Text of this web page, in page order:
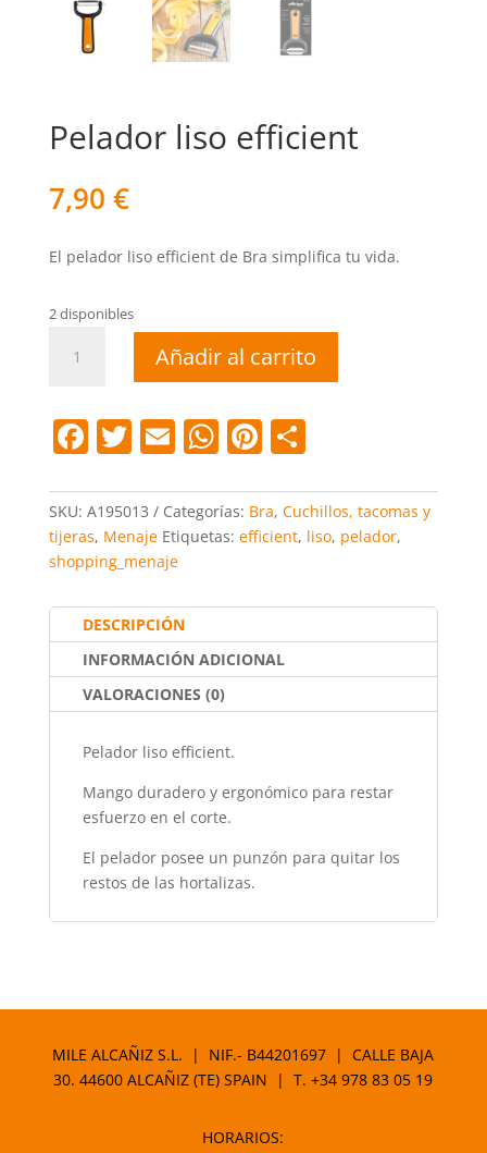
Pelador liso efficient
7,90 €
El pelador liso efficient de Bra simplifica tu vida.
2 disponibles
Añadir al carrito
F
c
e
b
o
o
k
T
itt
er
E
ai
l
W
at
s
p
p
Pi
er
e
C
m
p
tir
SKU: A195013 Categorías: Bra, Cuchillos, tacomas y
tijeras, Menaje Etiquetas: efficient, liso, pelador,
shopping_menaje
DESCRIPCIÓN
INFORMACIÓN ADICIONAL
VALORACIONES (0)
Pelador liso efficient.
Mango duradero y ergonómico para restar
esfuerzo en el corte.
El pelador posee un punzón para quitar los
restos de las hortalizas.
MILE ALCAÑIZ S.L. | NIF.- B44201697 | CALLE BAJA
30. 44600 ALCAÑIZ (TE) SPAIN | T.+34 978 83 05 19
HORARIOS: